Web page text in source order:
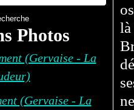
Photos
(Gervaise - La
là